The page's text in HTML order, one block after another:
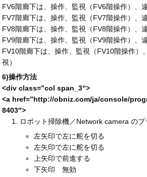
FV6階廊下は、操作、監視（FV6階操作）、
FV7階廊下は、操作、監視（FV7階操作）、
FV8階廊下は、操作、監視（FV8階操作）、
FV9階廊下は、操作、監視（FV9階操作）、
FV10階廊下は、操作、監視（FV10階操作）
視）
6)操作方法
<div class=”col span_3“>
<a href=”http://obniz.com/ja/console/
8403″>
ロボット掃除機／Network camera の
左矢印で左に舵を切る
左矢印で左に舵を切る
上矢印で前進する
下矢印 無効